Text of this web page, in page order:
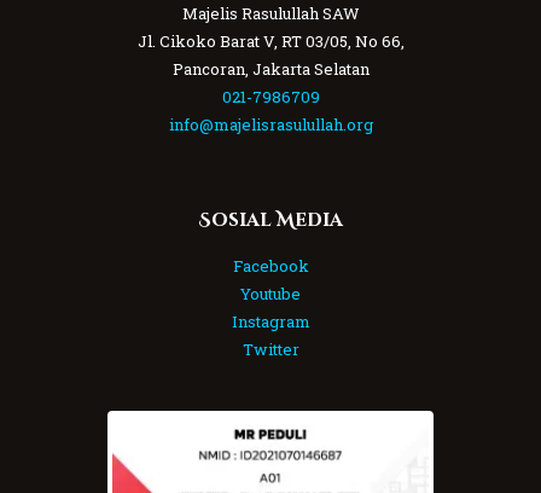
Majelis Rasulullah SAW
Jl. Cikoko Barat V, RT 03/05, No 66,
Pancoran, Jakarta Selatan
021-7986709
info@majelisrasulullah.org
Sosial Media
Facebook
Youtube
Instagram
Twitter